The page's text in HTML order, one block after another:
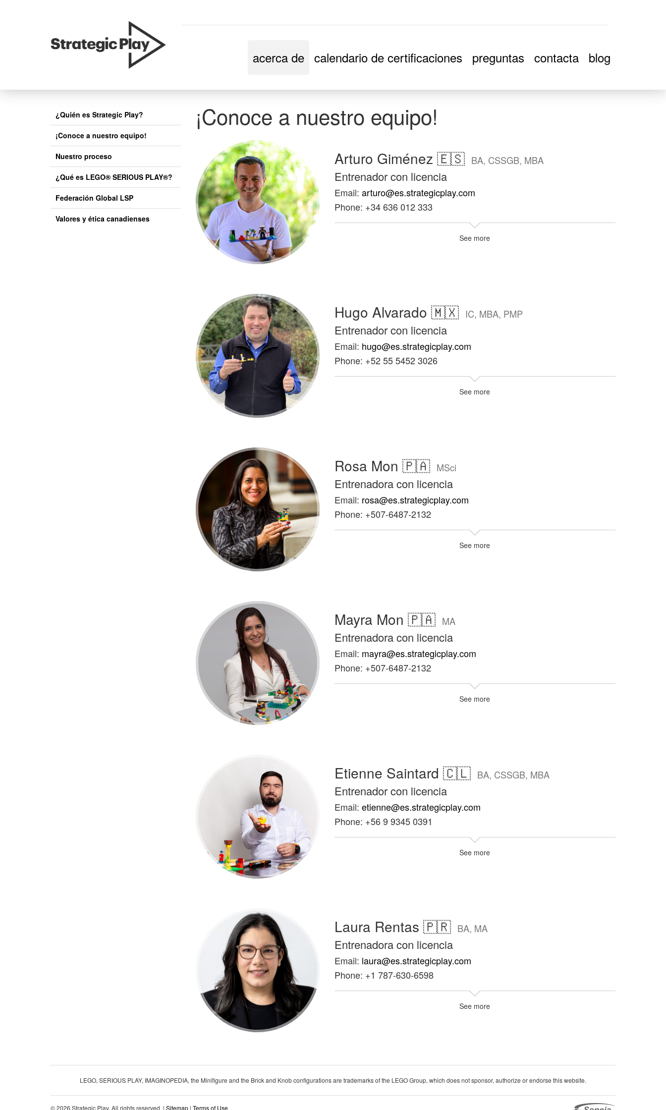
skip
acerca de calendario de certificaciones preguntas contacta blog
¡Conoce a nuestro equipo!
Arturo Giménez 🇪🇸 BA, CSSGB, MBA
Entrenador con licencia
Email: arturo@es.strategicplay.com
Phone: +34 636 012 333
See more
Hugo Alvarado 🇲🇽 IC, MBA, PMP
Entrenador con licencia
Email: hugo@es.strategicplay.com
Phone: +52 55 5452 3026
See more
Rosa Mon 🇵🇦 MSci
Entrenadora con licencia
Email: rosa@es.strategicplay.com
Phone: +507-6487-2132
See more
Mayra Mon 🇵🇦 MA
Entrenadora con licencia
Email: mayra@es.strategicplay.com
Phone: +507-6487-2132
See more
Etienne Saintard 🇨🇱 BA, CSSGB, MBA
Entrenador con licencia
Email: etienne@es.strategicplay.com
Phone: +56 9 9345 0391
See more
Laura Rentas 🇵🇷 BA, MA
Entrenadora con licencia
Email: laura@es.strategicplay.com
Phone: +1 787-630-6598
See more
¿Quién es Strategic Play?
¡Conoce a nuestro equipo!
Nuestro proceso
¿Qué es LEGO® SERIOUS PLAY®?
Federación Global LSP
Valores y ética canadienses
LEGO, SERIOUS PLAY, IMAGINOPEDIA, the Minifigure and the Brick and Knob configurations are trademarks of the LEGO Group, which does not sponsor, authorize or endorse this website.
© 2026 Strategic Play, All rights reserved. | Sitemap | Terms of Use